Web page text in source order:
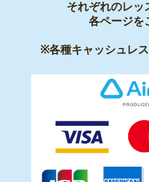
それぞれのレッ
各ページを
※各種キャッシュレ